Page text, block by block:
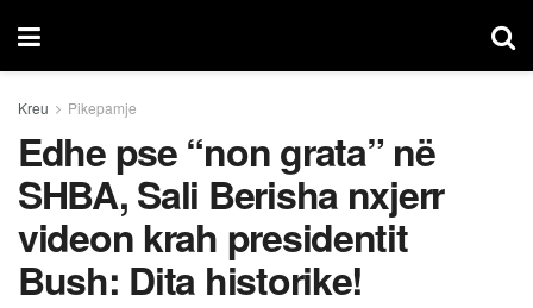
Kreu Pikepamje
Edhe pse “non grata” në
SHBA, Sali Berisha nxjerr
videon krah presidentit
Bush: Dita historike!